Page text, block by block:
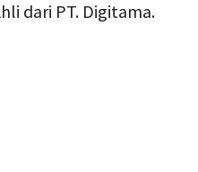
dari PT. Digitama.